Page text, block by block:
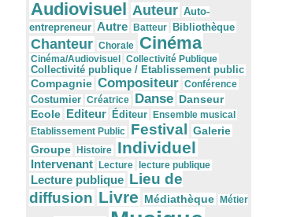
Audiovisuel Auteur Auto-
entrepreneur Autre Batteur Bibliothèque
Chanteur Chorale Cinéma
Cinéma/Audiovisuel
Collectivité Publique
Collectivité publique / Etablissement public
Compagnie Compositeur Conférence
Costumier Créatrice Danse Danseur
Ecole Editeur Éditeur
Ensemble musical
Etablissement Public Festival Galerie
Groupe
Histoire Individuel
Intervenant Lecture lecture publique
Lecture publique Lieu de
diffusion Livre Médiathèque Métier